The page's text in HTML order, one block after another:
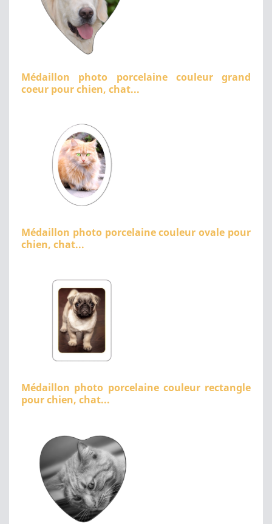
Médaillon photo porcelaine couleur grand
coeur pour chien, chat...
Médaillon photo porcelaine couleur ovale pour
chien, chat...
Médaillon photo porcelaine couleur rectangle
pour chien, chat...